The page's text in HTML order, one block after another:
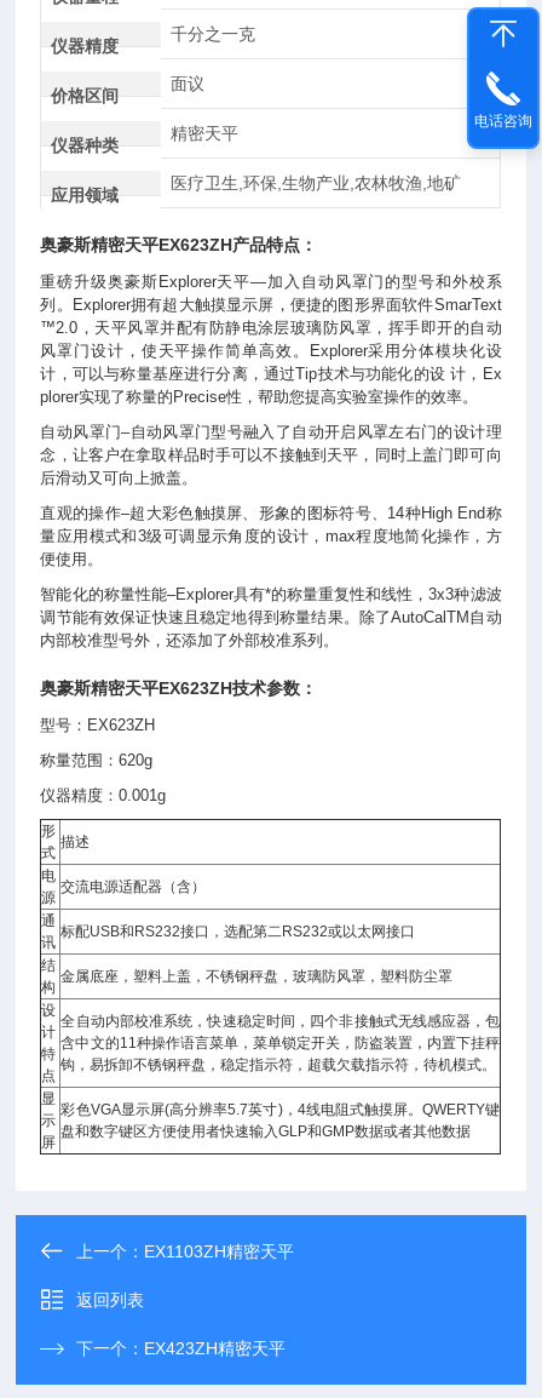
仪器精度
千分之一克
价格区间
面议
仪器种类
精密天平
应用领域
医疗卫生,环保,生物产业,农林牧渔,地矿
奥豪斯精密天平EX623ZH产品特点：
重磅升级奥豪斯Explorer天平—加入自动风罩门的型号和外校系
列。Explorer拥有超大触摸显示屏，便捷的图形界面软件SmarText
™2.0，天平风罩并配有防静电涂层玻璃防风罩，挥手即开的自动
风罩门设计，使天平操作简单高效。Explorer采用分体模块化设
计，可以与称量基座进行分离，通过Tip技术与功能化的设 计，Ex
plorer实现了称量的Precise性，帮助您提高实验室操作的效率。
自动风罩门–自动风罩门型号融入了自动开启风罩左右门的设计理
念，让客户在拿取样品时手可以不接触到天平，同时上盖门即可向
后滑动又可向上掀盖。
直观的操作–超大彩色触摸屏、形象的图标符号、14种High End称
量应用模式和3级可调显示角度的设计，max程度地简化操作，方
便使用。
智能化的称量性能–Explorer具有*的称量重复性和线性，3x3种滤波
调节能有效保证快速且稳定地得到称量结果。除了AutoCalTM自动
内部校准型号外，还添加了外部校准系列。
奥豪斯精密天平EX623ZH技术参数：
型号：EX623ZH
称量范围：620g
仪器精度：0.001g
形
式
描述
电
源
交流电源适配器（含）
通
讯
标配USB和RS232接口，选配第二RS232或以太网接口
结
构
金属底座，塑料上盖，不锈钢秤盘，玻璃防风罩，塑料防尘罩
设
计
特
点
全自动内部校准系统，快速稳定时间，四个非接触式无线感应器，包
含中文的11种操作语言菜单，菜单锁定开关，防盗装置，内置下挂秤
钩，易拆卸不锈钢秤盘，稳定指示符，超载欠载指示符，待机模式。
显
示
屏
彩色VGA显示屏(高分辨率5.7英寸)，4线电阻式触摸屏。QWERTY键
盘和数字键区方便使用者快速输入GLP和GMP数据或者其他数据
上一个： EX1103ZH精密天平
返回列表
下一个： EX423ZH精密天平
电话咨询